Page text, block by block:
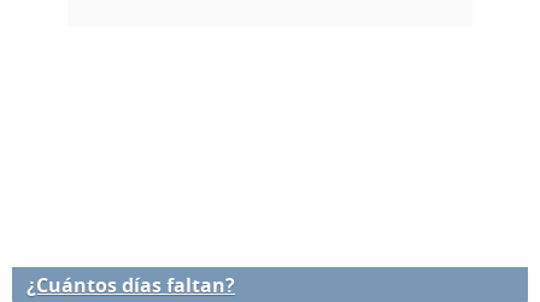
¿Cuántos días faltan?